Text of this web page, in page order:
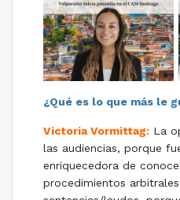
¿Qué es lo que más le
Victoria Vormittag:La
las audiencias, porque
enriquecedora de
procedimientos